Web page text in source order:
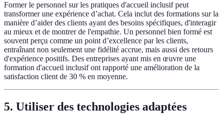
Former le personnel sur les pratiques d'accueil inclusif peut
transformer une expérience d’achat. Cela inclut des formations sur la
manière d’aider des clients ayant des besoins spécifiques, d'interagir
au mieux et de montrer de l'empathie. Un personnel bien formé est
souvent perçu comme un point d’excellence par les clients,
entraînant non seulement une fidélité accrue, mais aussi des retours
d'expérience positifs. Des entreprises ayant mis en œuvre une
formation d'accueil inclusif ont rapporté une amélioration de la
satisfaction client de 30 % en moyenne.
5. Utiliser des technologies adaptées